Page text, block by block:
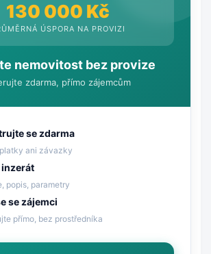
130 000 Kč
ÚSPORA NA PROVIZI
nemovitost bez provize
zdarma, přímo zájemcům
se zdarma
ani závazky
popis, parametry
se zájemci
přímo, bez prostředníka